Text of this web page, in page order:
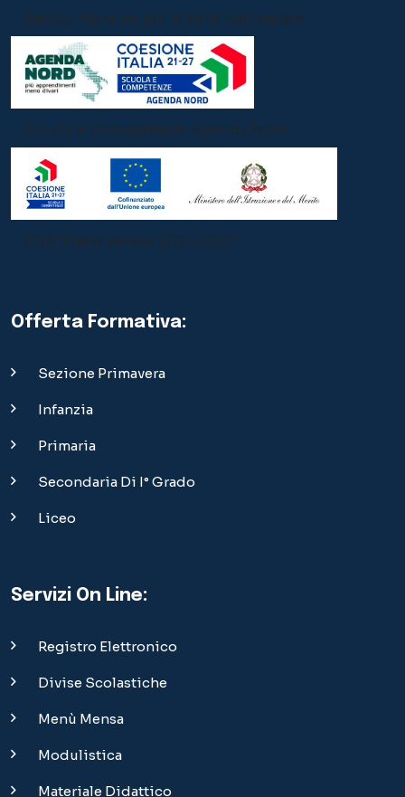
Bando: Più si sa, più si sa di non sapere
Scuola e Competenze: Agenda Nord
PON Piano estate 2021-2027
Offerta Formativa:
Sezione Primavera
Infanzia
Primaria
Secondaria Di I° Grado
Liceo
Servizi On Line:
Registro Elettronico
Divise Scolastiche
Menù Mensa
Modulistica
Materiale Didattico